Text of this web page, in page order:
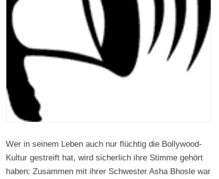
Wer in seinem Leben auch nur flüchtig die Bollywood-
Kultur gestreift hat, wird sicherlich ihre Stimme gehört
haben: Zusammen mit ihrer Schwester Asha Bhosle war